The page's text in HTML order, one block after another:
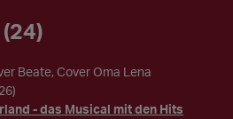
Beate, Cover Oma Lena
- das Musical mit den Hits